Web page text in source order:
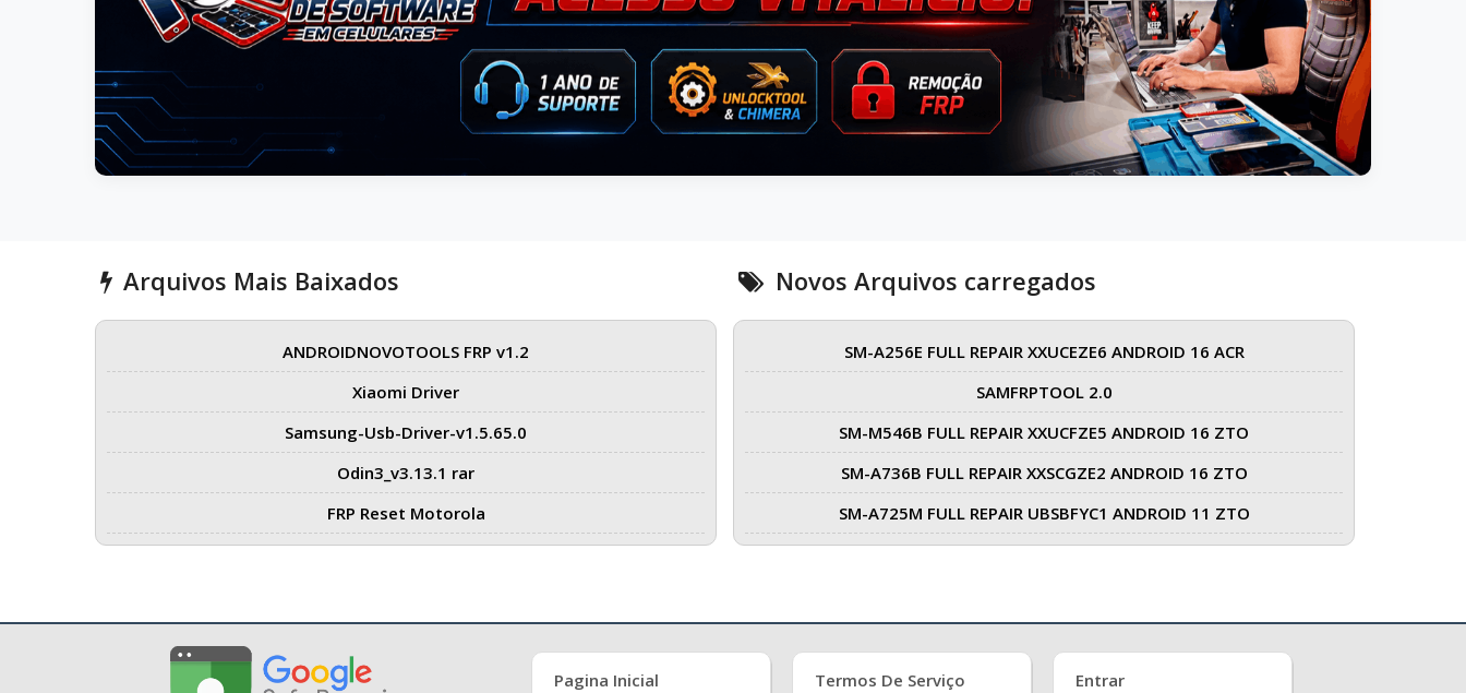
Arquivos Mais Baixados
ANDROIDNOVOTOOLS FRP v1.2
Xiaomi Driver
Samsung-Usb-Driver-v1.5.65.0
Odin3_v3.13.1 rar
FRP Reset Motorola
Novos Arquivos carregados
SM-A256E FULL REPAIR XXUCEZE6 ANDROID 16 ACR
SAMFRPTOOL 2.0
SM-M546B FULL REPAIR XXUCFZE5 ANDROID 16 ZTO
SM-A736B FULL REPAIR XXSCGZE2 ANDROID 16 ZTO
SM-A725M FULL REPAIR UBSBFYC1 ANDROID 11 ZTO
Pagina Inicial Termos De Serviço Entrar